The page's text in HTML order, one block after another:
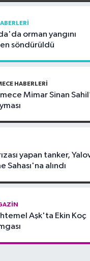
orman yangını
söndürüldü
HABERLERI
Mimar Sinan
yapan tanker,
Sahası'na alındı
Aşk'ta Ekin Koç